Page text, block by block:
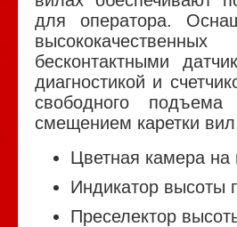
для оператора.
бесконтактными
диагностикой и
свободного
смещением каретки
Цветная камера на
Индикатор высоты
Преселектор